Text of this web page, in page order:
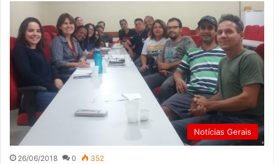
Notícias Gerais
26/06/2018 0 352